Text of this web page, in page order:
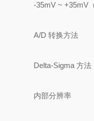
-35mV ~ +35mV
A/D 转换方法
Delta-Sigma 方法
内部分辨率